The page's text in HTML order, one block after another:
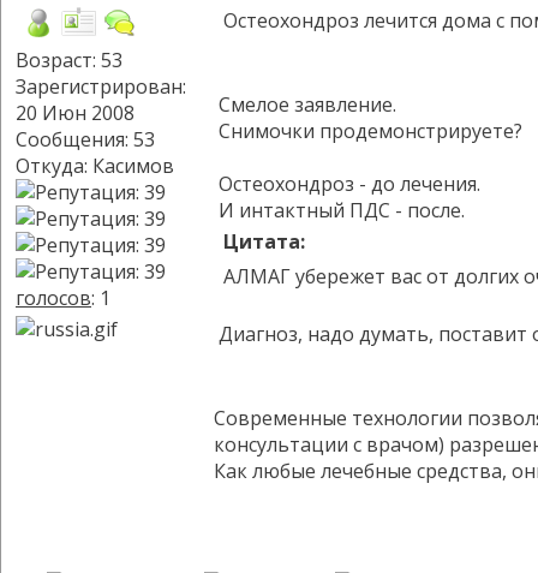
Возраст: 53
Зарегистрирован:
20 Июн 2008
Сообщения: 53
Откуда: Касимов
голосов: 1
Остеохондроз лечится дома с
Смелое заявление.
Снимочки продемонстрируете?
Остеохондроз - до лечения.
И интактный ПДС - после.
Цитата:
АЛМАГ убережет вас от долгих
Диагноз, надо думать, поставит
Современные технологии
консультации с врачом)
Как любые лечебные средства,